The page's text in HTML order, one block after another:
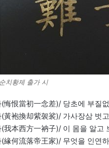
순치황제 출가 시
悔恨當初一念差)/ 당초에 부질
黃袍換却紫袈裟)/ 가사장삼 벗
我本西方一衲子)/ 이 몸을 알고
緣何流落帝王家)/ 무엇을 인연